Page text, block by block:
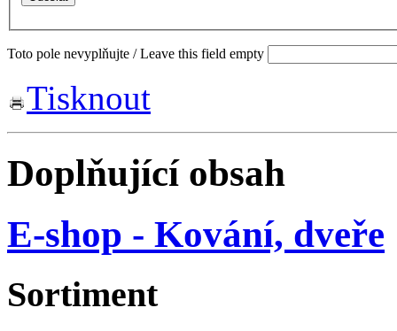
Toto pole nevyplňujte / Leave this field empty
Tisknout
Doplňující obsah
E-shop - Kování, dveře
Sortiment